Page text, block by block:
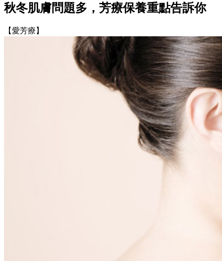
秋冬肌膚問題多，芳療保養重點告訴你
【愛芳療】